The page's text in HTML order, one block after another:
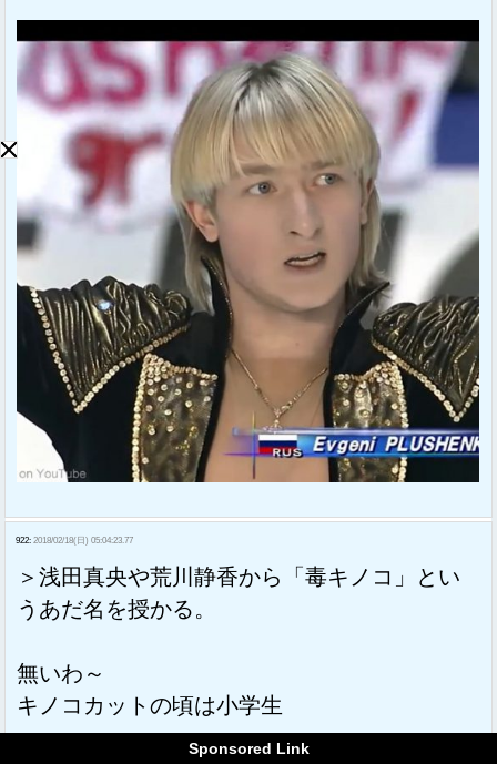
922: 2018/02/18(日) 05:04:23.77
＞浅田真央や荒川静香から「毒キノコ」とい
うあだ名を授かる。
無いわ～
キノコカットの頃は小学生
Sponsored Link